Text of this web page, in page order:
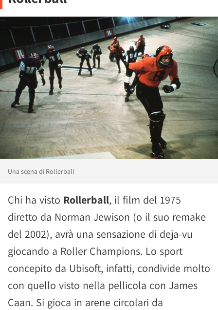
Una scena di Rollerball
Chi ha visto Rollerball, il film del 1975
diretto da Norman Jewison (o il suo remake
del 2002), avrà una sensazione di deja-vu
giocando a Roller Champions. Lo sport
concepito da Ubisoft, infatti, condivide molto
con quello visto nella pellicola con James
Caan. Si gioca in arene circolari da